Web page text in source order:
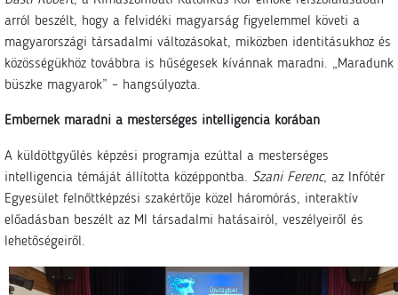
arról beszélt, hogy a felvidéki magyarság figyelemmel követi a
magyarországi társadalmi változásokat, miközben identitásukhoz és
közösségükhöz továbbra is hűségesek kívánnak maradni. „Maradunk
büszke magyarok” – hangsúlyozta.
Embernek maradni a mesterséges intelligencia korában
A küldöttgyűlés képzési programja ezúttal a mesterséges
intelligencia témáját állította középpontba. Szani Ferenc, az Infótér
Egyesület felnőttképzési szakértője közel háromórás, interaktív
előadásban beszélt az MI társadalmi hatásairól, veszélyeiről és
lehetőségeiről.